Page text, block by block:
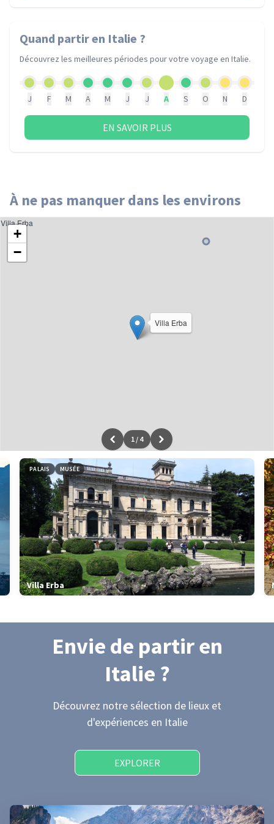
Quand partiren Italie ?
Découvrez les meilleures périodes pour votre voyage en Italie.
J F M A M J J A S O N D
EN SAVOIR PLUS
À ne pas manquer dans les environs
Villa Erba
+
−
Leaflet|données ©OpenStreetMap/ODbL - renduOSM France
Villa Erba
1 / 4
PALAIS MUSÉE
Villa Erba
Envie de partiren
Italie ?
Découvrez notre sélection de lieux et
d'expériences en Italie
EXPLORER